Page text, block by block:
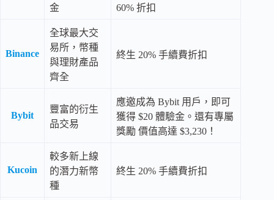
金
60% 折扣
Binance
全球最大交
易所，幣種
與理財產品
齊全
終生 20% 手續費折扣
Bybit
豐富的衍生
品交易
應邀成為 Bybit 用戶，即可
獲得 $20 體驗金。還有專屬
獎勵 價值高達 $3,230！
Kucoin
較多新上線
的潛力新幣
種
終生 20% 手續費折扣